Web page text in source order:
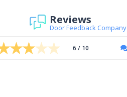
Reviews
Door Feedback Company
6 / 10